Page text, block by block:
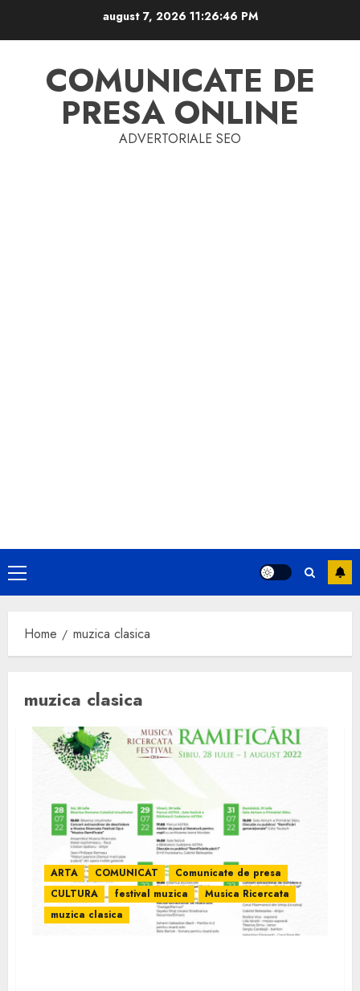
august 7, 2026 11:26:46 PM
COMUNICATE DE
PRESA ONLINE
ADVERTORIALE SEO
Primary
Menu
Home muzica clasica
muzica clasica
ARTA COMUNICAT
Comunicate de presa
CULTURA
festival muzica
Musica Ricercata
muzica clasica